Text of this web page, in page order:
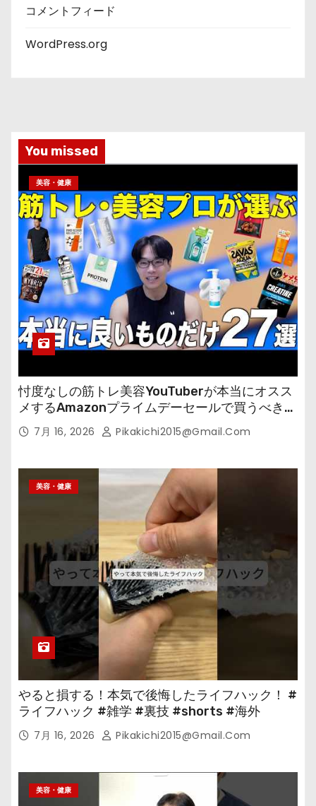
コメントフィード
WordPress.org
You missed
美容・健康
忖度なしの筋トレ美容YouTuberが本当にオスス
メするAmazonプライムデーセールで買うべきも
の 7月 16, 2026 Pikakichi2015@gmail.com
美容・健康
やると損する！本気で後悔したライフハック！ #
ライフハック #雑学 #裏技 #shorts #海外
7月 16, 2026 Pikakichi2015@gmail.com
美容・健康